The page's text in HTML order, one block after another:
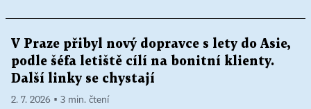
V Praze přibyl nový dopravce s lety do Asie,
podle šéfa letiště cílí na bonitní klienty.
Další linky se chystají
2. 7. 2026 ▪ 3 min. čtení